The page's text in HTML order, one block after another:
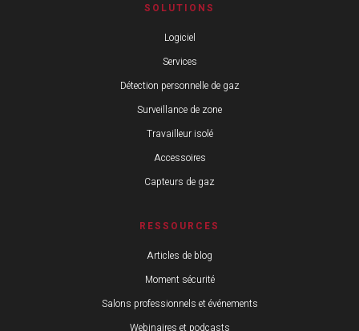
SOLUTIONS
Logiciel
Services
Détection personnelle de gaz
Surveillance de zone
Travailleur isolé
Accessoires
Capteurs de gaz
RESSOURCES
Articles de blog
Moment sécurité
Salons professionnels et événements
Webinaires et podcasts